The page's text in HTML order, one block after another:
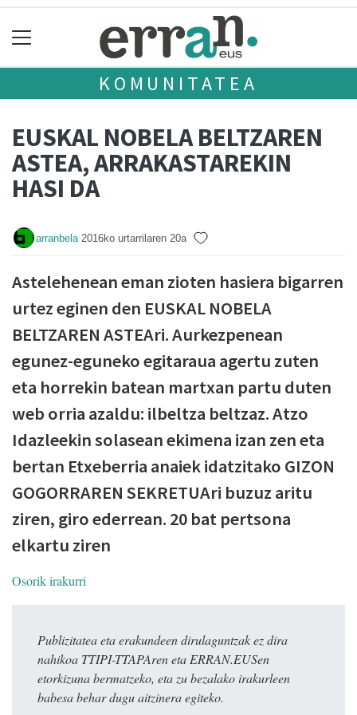
KOMUNITATEA
EUSKAL NOBELA BELTZAREN
ASTEA, ARRAKASTAREKIN
HASI DA
arranbela 2016ko urtarrilaren 20a
Astelehenean eman zioten hasiera bigarren
urtez eginen den EUSKAL NOBELA
BELTZAREN ASTEAri. Aurkezpenean
egunez-eguneko egitaraua agertu zuten
eta horrekin batean martxan partu duten
web orria azaldu: ilbeltza beltzaz. Atzo
Idazleekin solasean ekimena izan zen eta
bertan Etxeberria anaiek idatzitako GIZON
GOGORRAREN SEKRETUAri buzuz aritu
ziren, giro ederrean. 20 bat pertsona
elkartu ziren
Osorik irakurri
Publizitatea eta erakundeen dirulaguntzak ez dira
nahikoa TTIPI-TTAPAren eta ERRAN.EUSen
etorkizuna bermatzeko, eta zu bezalako irakurleen
babesa behar dugu aitzinera egiteko.